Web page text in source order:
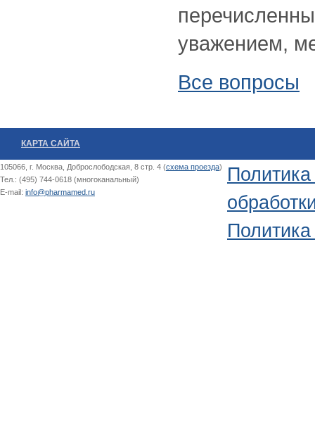
уважением,
Все вопросы
КАРТА САЙТА
105066, г. Москва, Доброслободская, 8 стр. 4 (схема проезда)
Тел.: (495) 744-0618 (многоканальный)
E-mail: info@pharmamed.ru